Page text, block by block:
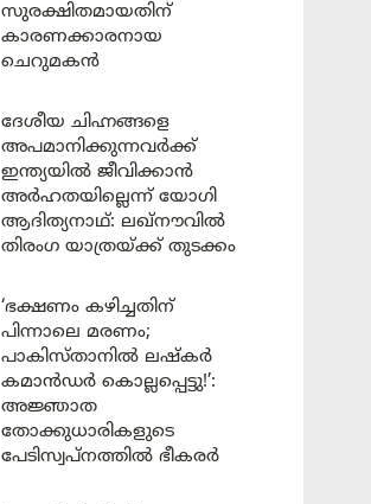
സുരക്ഷിതമായതിന്
കാരണക്കാരനായ
ചെറുമകൻ
ദേശീയ ചിഹ്നങ്ങളെ
അപമാനിക്കുന്നവർക്ക്
ഇന്ത്യയിൽ ജീവിക്കാൻ
അർഹതയില്ലെന്ന് യോഗി
ആദിത്യനാഥ്: ലഖ്‌നൗവിൽ
തിരംഗ യാത്രയ്ക്ക് തുടക്കം
‘ഭക്ഷണം കഴിച്ചതിന്
പിന്നാലെ മരണം;
പാകിസ്താനിൽ ലഷ്കർ
കമാൻഡർ കൊല്ലപ്പെട്ടു!’:
അജ്ഞാത
തോക്കുധാരികളുടെ
പേടിസ്വപ്നത്തിൽ ഭീകരർ